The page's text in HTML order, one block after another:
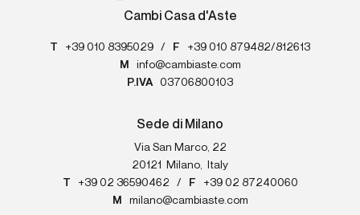
Cambi Casa d'Aste
T +39 010 8395029 / F
+39 010 879482/812613
M
info@cambiaste.com
P.IVA
03706800103
Sede di Milano
Via San Marco, 22
20121
Milano
Italy
T
+39 02 36590462 / F
+39 02 87240060
M
milano@cambiaste.com